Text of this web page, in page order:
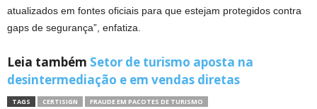
atualizados em fontes oficiais para que estejam protegidos contra
gaps de segurança”, enfatiza.
Leia também Setor de turismo aposta na
desintermediação e em vendas diretas
TAGS CERTISIGN
FRAUDE EM PACOTES DE TURISMO